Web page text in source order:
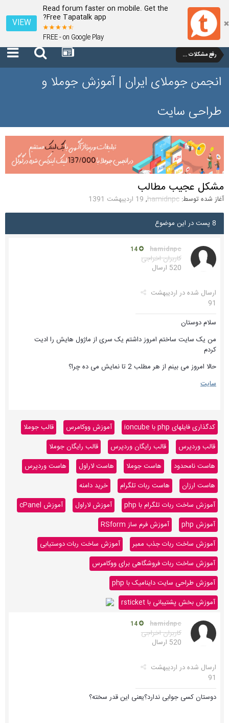
Read forum faster on mobile. Get the
Free Tapatalk app?
FREE - on Google Play
VIEW
رفع مشکلات و سوالات عمومی جوملا 1.7 و 2.5
انجمن جوملای ایران | آموزش جوملا و
طراحی سایت
مشکل عجیب مطالب
آغاز شده توسط: hamidnpc
, 19 اردیبهشت 1391
8 پست در این موضوع
hamidnpc
کاربران اخراجی
520 ارسال
ارسال شده در اردیبهشت
91
سلام دوستان
من یک سایت ساختم امروز داشتم یک سری از ماژول هایش را ادیت
کردم
حالا امروز می بینم از هر مطلب 2 تا نمایش می ده چرا؟
سایت
کدگذاری فایلهای php با ioncube آموزش ووکامرس
قالب جوملا
قالب وردپرس
قالب رایگان وردپرس
قالب رایگان جوملا
هاست نامحدود
هاست جوملا هاست لاراول
هاست وردپرس
هاست ارزان
هاست ربات تلگرام
خرید دامنه
آموزش ساخت ربات تلگرام با php
آموزش لاراول
آموزش cPanel
آموزش php
آموزش فرم ساز RSform
آموزش ساخت ربات جذب ممبر
آموزش ساخت ربات دوستیابی
آموزش ساخت ربات فروشگاهی برای ووکامرس
آموزش طراحی سایت داینامیک با php
آموزش بخش پشتیبانی با rsticket
hamidnpc
کاربران اخراجی
520 ارسال
ارسال شده در اردیبهشت
91
دوستان کسی جوابی ندارد؟یعنی این قدر سخته؟